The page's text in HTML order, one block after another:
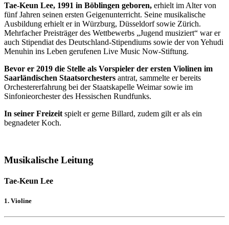
Tae-Keun Lee, 1991 in Böblingen geboren, erhielt im Alter von
fünf Jahren seinen ersten Geigenunterricht. Seine musikalische
Ausbildung erhielt er in Würzburg, Düsseldorf sowie Zürich.
Mehrfacher Preisträger des Wettbewerbs „Jugend musiziert“ war er
auch Stipendiat des Deutschland-Stipendiums sowie der von Yehudi
Menuhin ins Leben gerufenen Live Music Now-Stiftung.
Bevor er 2019 die Stelle als Vorspieler der ersten Violinen im
Saarländischen Staatsorchesters antrat, sammelte er bereits
Orchestererfahrung bei der Staatskapelle Weimar sowie im
Sinfonieorchester des Hessischen Rundfunks.
In seiner Freizeit spielt er gerne Billard, zudem gilt er als ein
begnadeter Koch.
Musikalische Leitung
Tae-Keun Lee
1. Violine